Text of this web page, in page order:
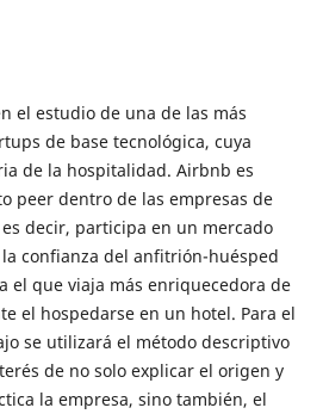
el estudio de una de las más
de base tecnológica, cuya
de la hospitalidad. Airbnb es
peer dentro de las empresas de
decir, participa en un mercado
confianza del anfitrión-huésped
el que viaja más enriquecedora de
el hospedarse en un hotel. Para el
se utilizará el método descriptivo
de no solo explicar el origen y
la empresa, sino también, el